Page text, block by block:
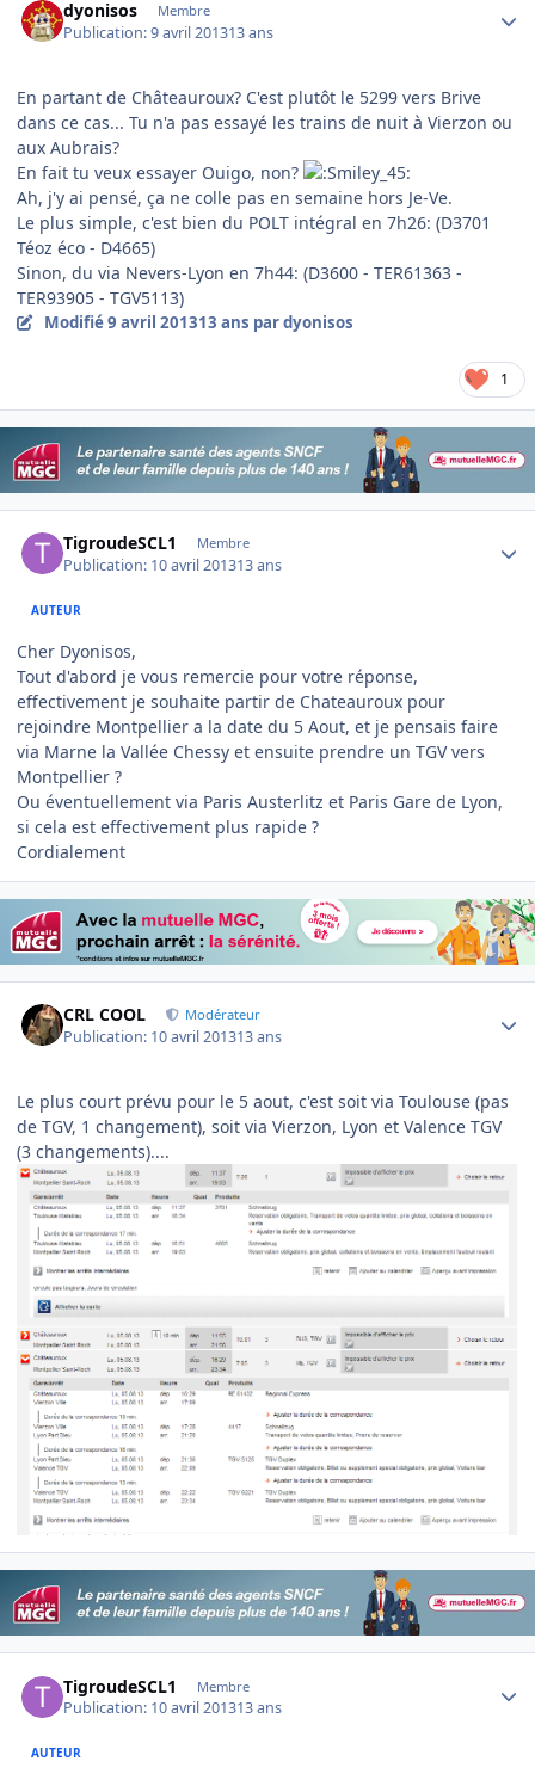
dyonisos Membre
Publication:9 avril 201313 ans
En partant de Châteauroux? C'est plutôt le 5299 vers Brive
dans ce cas... Tu n'a pas essayé les trains de nuit à Vierzon ou
aux Aubrais?
En fait tu veux essayer Ouigo, non?
Ah, j'y ai pensé, ça ne colle pas en semaine hors Je-Ve.
Le plus simple, c'est bien du POLT intégral en 7h26: (D3701
Téoz éco - D4665)
Sinon, du via Nevers-Lyon en 7h44: (D3600 - TER61363 -
TER93905 - TGV5113)
Modifié9 avril 201313 ans par dyonisos
1
TigroudeSCL1 Membre
Publication: 10 avril 201313 ans
AUTEUR
Cher Dyonisos,
Tout d'abord je vous remercie pour votre réponse,
effectivement je souhaite partir de Chateauroux pour
rejoindre Montpellier a la date du 5 Aout, et je pensais faire
via Marne la Vallée Chessy et ensuite prendre un TGV vers
Montpellier ?
Ou éventuellement via Paris Austerlitz et Paris Gare de Lyon,
si cela est effectivement plus rapide ?
Cordialement
CRL COOL Modérateur
Publication: 10 avril 201313 ans
Le plus court prévu pour le 5 aout, c'est soit via Toulouse (pas
de TGV, 1 changement), soit via Vierzon, Lyon et Valence TGV
(3 changements)....
TigroudeSCL1 Membre
Publication: 10 avril 201313 ans
AUTEUR